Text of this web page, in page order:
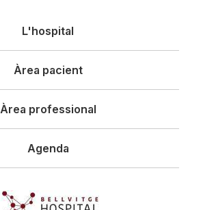
L'hospital
Àrea pacient
Àrea professional
Agenda